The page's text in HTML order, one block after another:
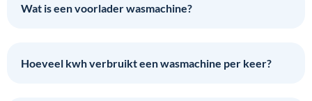
Wat is een voorlader wasmachine?
Hoeveel kwh verbruikt een wasmachine per keer?